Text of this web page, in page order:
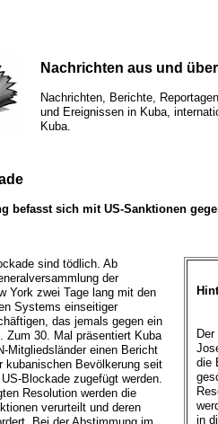
Nachrichten aus und
Nachrichten, Berichte,
und Ereignissen in Kuba,
Kuba.
befasst sich mit US-Sanktionen
die
in
sind tödlich. Ab
der
York zwei Tage lang mit den
Systems einseitiger
das jemals gegen ein
Zum 30. Mal präsentiert Kuba
Mitgliedsländer einen Bericht
kubanischen Bevölkerung seit
Blockade zugefügt werden.
Resolution werden die
verurteilt und deren